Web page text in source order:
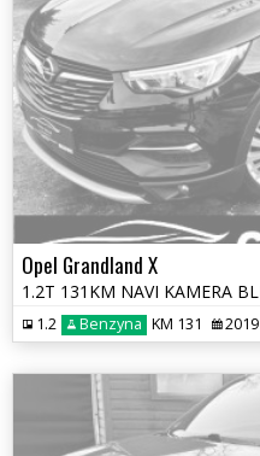
Opel Grandland X
1.2 Benzyna KM 131 2019